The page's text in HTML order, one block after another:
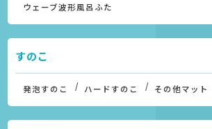
ウェーブ波形風呂ふた
すのこ
発泡すのこ ハードすのこ その他マット